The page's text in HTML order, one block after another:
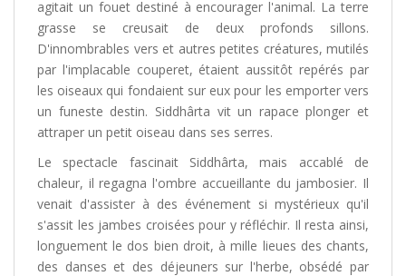
agitait un fouet destiné à encourager l'animal. La terre
grasse se creusait de deux profonds sillons.
D'innombrables vers et autres petites créatures, mutilés
par l'implacable couperet, étaient aussitôt repérés par
les oiseaux qui fondaient sur eux pour les emporter vers
un funeste destin. Siddhârta vit un rapace plonger et
attraper un petit oiseau dans ses serres.
Le spectacle fascinait Siddhârta, mais accablé de
chaleur, il regagna l'ombre accueillante du jambosier. Il
venait d'assister à des événement si mystérieux qu'il
s'assit les jambes croisées pour y réfléchir. Il resta ainsi,
longuement le dos bien droit, à mille lieues des chants,
des danses et des déjeuners sur l'herbe, obsédé par